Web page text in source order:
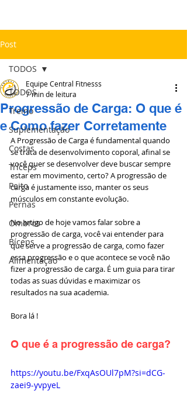
Post
TODOS
Treino
Suplementação
Costas
Tríceps
Peito
Pernas
Ombros
Bíceps
Alimentação
TODOS
Progressão de Carga: O que é
e Como fazer Corretamente
Equipe Central Fitnesss
7 min de leitura
A Progressão de Carga é fundamental quando
se trata de desenvolvimento coporal, afinal se
você quer se desenvolver deve buscar sempre
estar em movimento, certo? A progressão de
carga é justamente isso, manter os seus
músculos em constante evolução.
No artigo de hoje vamos falar sobre a
progressão de carga, você vai entender para
que serve a progressão de carga, como fazer
essa progressão e o que acontece se você não
fizer a progressão de carga. É um guia para tirar
todas as suas dúvidas e maximizar os
resultados na sua academia.
Bora lá !
O que é a progressão de carga?
https://youtu.be/FxqAsOUl7pM?si=dCG-
zaei9-yvpyeL